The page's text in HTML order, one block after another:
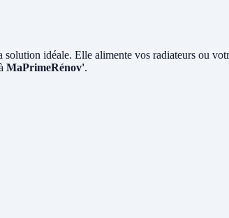
solution idéale. Elle alimente vos radiateurs ou
MaPrimeRénov'.